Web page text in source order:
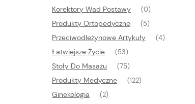
Korektory Wad Postawy (0)
Produkty Ortopedyczne (5)
Przeciwodleżynowe Artykuły (4)
Łatwiejsze Życie (53)
Stoły Do Masażu (75)
Produkty Medyczne (122)
Ginekologia (2)